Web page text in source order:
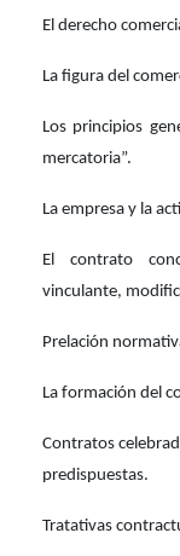
El derecho
La figura del
Los principios
mercatoria”.
La empresa y la
El contrato
vinculante,
Prelación
La formación del
Contratos
predispuestas.
Tratativas